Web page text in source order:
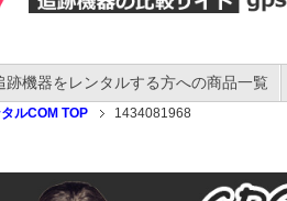
跡機器をレンタルする方への商品一覧
ルCOM TOP 1434081968